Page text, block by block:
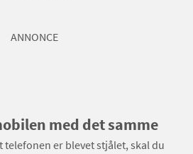
ANNONCE
med det samme
telefonen er blevet stjålet, skal du